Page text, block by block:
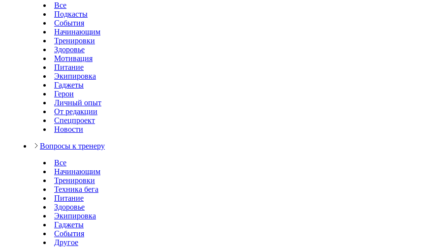
Все
Подкасты
События
Начинающим
Тренировки
Здоровье
Мотивация
Питание
Экипировка
Гаджеты
Герои
Личный опыт
От редакции
Спецпроект
Новости
Вопросы к тренеру
Все
Начинающим
Тренировки
Техника бега
Питание
Здоровье
Экипировка
Гаджеты
События
Другое